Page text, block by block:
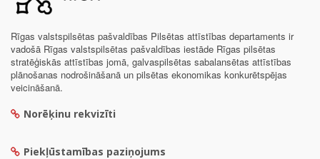
Rīgas valstspilsētas pašvaldības Pilsētas attīstības departaments ir
vadošā Rīgas valstspilsētas pašvaldības iestāde Rīgas pilsētas
stratēģiskās attīstības jomā, galvaspilsētas sabalansētas attīstības
plānošanas nodrošināšanā un pilsētas ekonomikas konkurētspējas
veicināšanā.
Norēķinu rekvizīti
Piekļūstamības paziņojums